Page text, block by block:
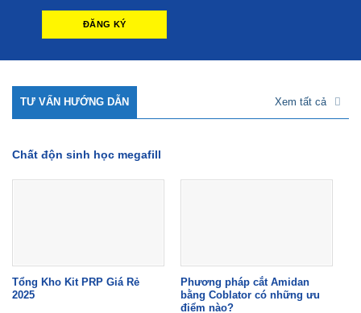
TƯ VẤN HƯỚNG DẪN Xem tất cả
Chất độn sinh học megafill
Tổng Kho Kit PRP Giá Rẻ
2025
Phương pháp cắt Amidan
bằng Coblator có những ưu
điểm nào?